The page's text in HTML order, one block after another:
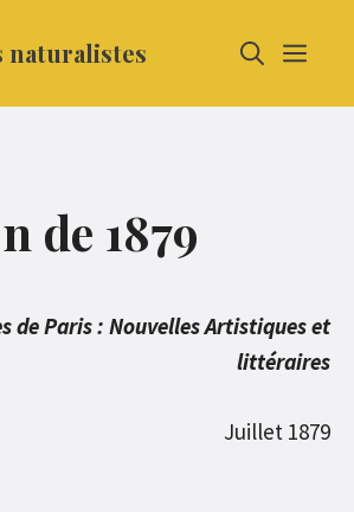
naturalistes
de 1879
de Paris : Nouvelles Artistiques et
littéraires
Juillet 1879